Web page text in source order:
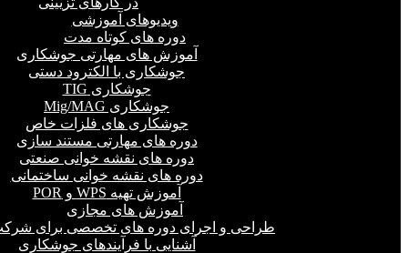
ویدیوهای آموزشی
دوره های کوتاه مدت
آموزش های مهارتی جوشکاری
جوشکاری با الکترود دستی
جوشکاری TIG
جوشکاری Mig/MAG
جوشکاری های فلزات خاص
دوره های مهارتی مستند سازی
دوره های نقشه خوانی صنعتی
دوره های نقشه خوانی ساختمانی
آموزش تهیه WPS و POR
آموزش های مجازی
طراحی و اجرای دوره های تخصصی برای
آشنایی با فرآیندهای جوشکاری